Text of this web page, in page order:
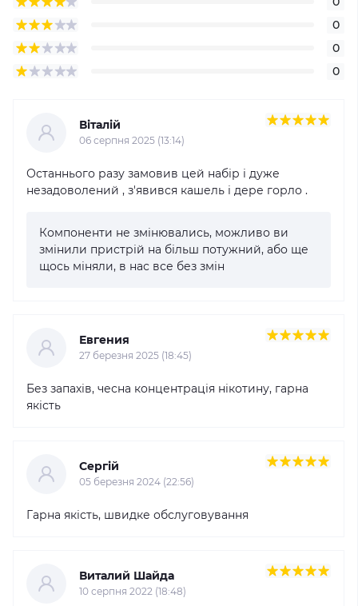
0
0
0
Віталій
06 серпня 2025 (13:14)
Останнього разу замовив цей набір і дуже
незадоволений , з'явився кашель і дере горло .
Компоненти не змінювались, можливо ви
змінили пристрій на більш потужний, або ще
щось міняли, в нас все без змін
Евгения
27 березня 2025 (18:45)
Без запахів, чесна концентрація нікотину, гарна
якість
Сергій
05 березня 2024 (22:56)
Гарна якість, швидке обслуговування
Виталий Шайда
10 серпня 2022 (18:48)